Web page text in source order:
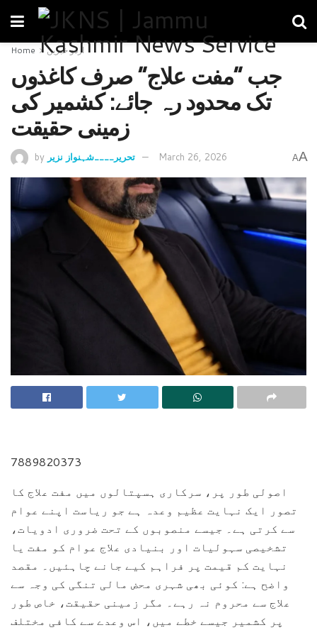
Home اردو خبریں
جب “مفت علاج” صرف کاغذوں
تک محدود رہ جائے: کشمیر کی
زمینی حقیقت
by تحریر____شہنواز نزیر March 26, 2026 AA
7889820373
اصولی طور پر، سرکاری ہسپتالوں میں مفت علاج کا
تصور ایک نہایت عظیم وعدہ ہے جو ریاست اپنے عوام
سے کرتی ہے۔ جیسے منصوبوں کے تحت ضروری ادویات،
تشخیصی سہولیات اور بنیادی علاج عوام کو مفت یا
نہایت کم قیمت پر فراہم کیے جانے چاہئیں۔ مقصد
واضح ہے: کوئی بھی شہری محض مالی تنگی کی وجہ سے
علاج سے محروم نہ رہے۔ مگر زمینی حقیقت، خاص طور
پر کشمیر جیسے خطے میں، اس وعدے سے کافی مختلف